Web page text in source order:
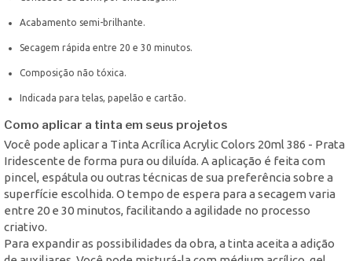
Acabamento semi-brilhante.
Secagem rápida entre 20 e 30 minutos.
Composição não tóxica.
Indicada para telas, papelão e cartão.
Como aplicar a tinta em seus projetos
Você pode aplicar a Tinta Acrílica Acrylic Colors 20ml 386 - Prata
Iridescente de forma pura ou diluída. A aplicação é feita com
pincel, espátula ou outras técnicas de sua preferência sobre a
superfície escolhida. O tempo de espera para a secagem varia
entre 20 e 30 minutos, facilitando a agilidade no processo
criativo.
Para expandir as possibilidades da obra, a tinta aceita a adição